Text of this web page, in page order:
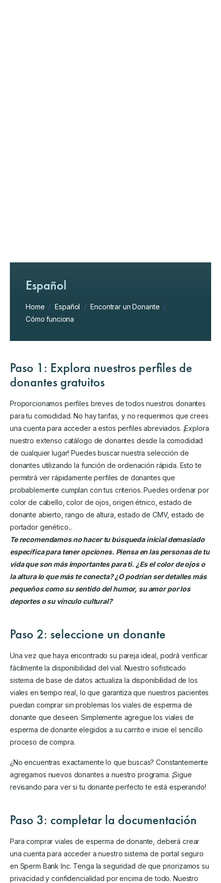
Español
Home / Español / Encontrar un Donante /
Cómo funciona
Paso 1: Explora nuestros perfiles de
donantes gratuitos
Proporcionamos perfiles breves de todos nuestros donantes
para tu comodidad. No hay tarifas, y no requerimos que crees
una cuenta para acceder a estos perfiles abreviados. ¡Explora
nuestro extenso catálogo de donantes desde la comodidad
de cualquier lugar! Puedes buscar nuestra selección de
donantes utilizando la función de ordenación rápida. Esto te
permitirá ver rápidamente perfiles de donantes que
probablemente cumplan con tus criterios. Puedes ordenar por
color de cabello, color de ojos, origen étnico, estado de
donante abierto, rango de altura, estado de CMV, estado de
portador genético...
Te recomendamos no hacer tu búsqueda inicial demasiado
específica para tener opciones. Piensa en las personas de tu
vida que son más importantes para ti. ¿Es el color de ojos o
la altura lo que más te conecta? ¿O podrían ser detalles más
pequeños como su sentido del humor, su amor por los
deportes o su vínculo cultural?
Paso 2: seleccione un donante
Una vez que haya encontrado su pareja ideal, podrá verificar
fácilmente la disponibilidad del vial. Nuestro sofisticado
sistema de base de datos actualiza la disponibilidad de los
viales en tiempo real, lo que garantiza que nuestros pacientes
puedan comprar sin problemas los viales de esperma de
donante que deseen. Simplemente agregue los viales de
esperma de donante elegidos a su carrito e inicie el sencillo
proceso de compra.
¿No encuentras exactamente lo que buscas? Constantemente
agregamos nuevos donantes a nuestro programa. ¡Sigue
revisando para ver si tu donante perfecto te está esperando!
Paso 3: completar la documentación
Para comprar viales de esperma de donante, deberá crear
una cuenta para acceder a nuestro sistema de portal seguro
en Sperm Bank Inc. Tenga la seguridad de que priorizamos su
privacidad y confidencialidad por encima de todo. Nuestro